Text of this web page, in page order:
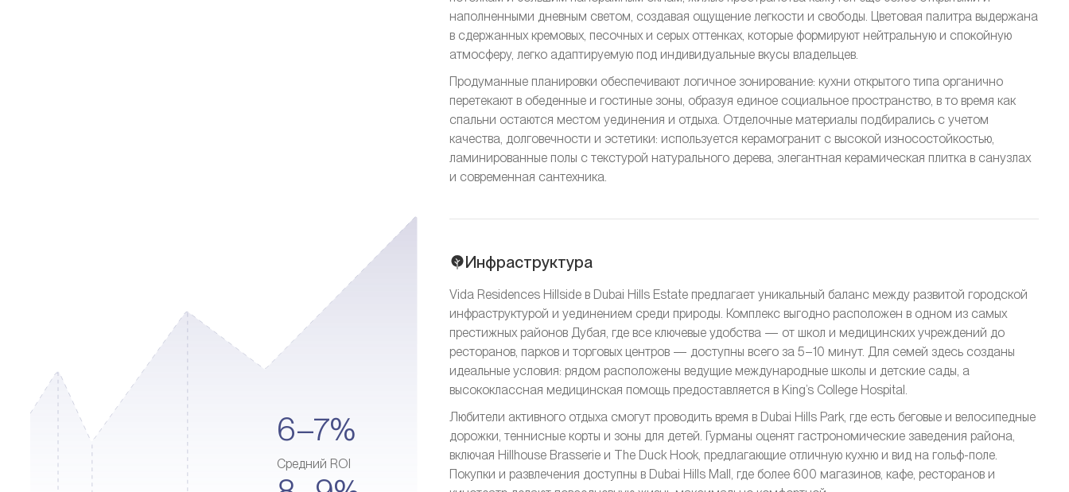
6–7%
Средний ROI
наполненными дневным светом, создавая ощущение легкости и свободы. Цветовая палитра выдержана
в сдержанных кремовых, песочных и серых оттенках, которые формируют нейтральную и спокойную
атмосферу, легко адаптируемую под индивидуальные вкусы владельцев.
Продуманные планировки обеспечивают логичное зонирование: кухни открытого типа органично
перетекают в обеденные и гостиные зоны, образуя единое социальное пространство, в то время как
спальни остаются местом уединения и отдыха. Отделочные материалы подбирались с учетом
качества, долговечности и эстетики: используется керамогранит с высокой износостойкостью,
ламинированные полы с текстурой натурального дерева, элегантная керамическая плитка в санузлах
и современная сантехника.
Инфраструктура
Vida Residences Hillside в Dubai Hills Estate предлагает уникальный баланс между развитой городской
инфраструктурой и уединением среди природы. Комплекс выгодно расположен в одном из самых
престижных районов Дубая, где все ключевые удобства — от школ и медицинских учреждений до
ресторанов, парков и торговых центров — доступны всего за 5–10 минут. Для семей здесь созданы
идеальные условия: рядом расположены ведущие международные школы и детские сады, а
высококлассная медицинская помощь предоставляется в King’s College Hospital.
Любители активного отдыха смогут проводить время в Dubai Hills Park, где есть беговые и велосипедные
дорожки, теннисные корты и зоны для детей. Гурманы оценят гастрономические заведения района,
включая Hillhouse Brasserie и The Duck Hook, предлагающие отличную кухню и вид на гольф-поле.
Покупки и развлечения доступны в Dubai Hills Mall, где более 600 магазинов, кафе, ресторанов и